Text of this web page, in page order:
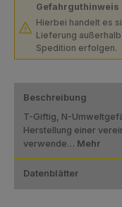
Gefahrguthinweis
Hierbei handelt es
Lieferung
Spedition erfolgen.
Beschreibung
T-Giftig, N-
Herstellung einer
verwende… Mehr
Datenblätter